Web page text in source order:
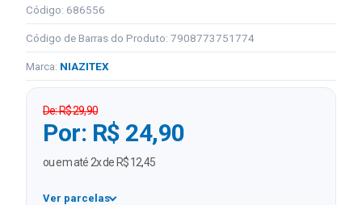
Código: 686556
Código de Barras do Produto: 7908773751774
Marca: NIAZITEX
De: R$ 29,90
Por: R$ 24,90
ou em até 2x de R$ 12,45
Ver parcelas